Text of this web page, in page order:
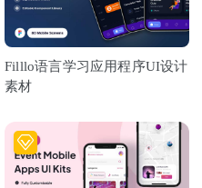
Filllo语言学习应用程序UI设计
素材